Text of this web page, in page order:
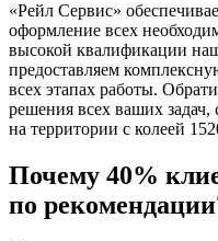
«Рейл Сервис»
оформление всех
высокой квалификации
предоставляем
всех этапах работы.
решения всех ваших
на территории с колеей
Почему 40%
по